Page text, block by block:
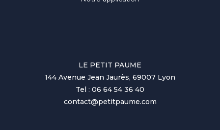
LE PETIT PAUME
144 Avenue Jean Jaurès, 69007 Lyon
Tel : 06 64 54 36 40
contact@petitpaume.com